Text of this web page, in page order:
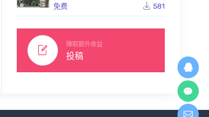
2
RE
记
免费
581
赚取额外收益
投稿